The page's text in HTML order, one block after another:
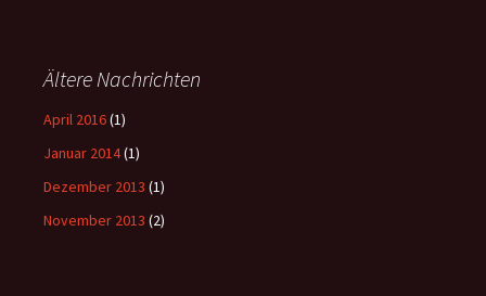
Ältere Nachrichten
April 2016(1)
Januar 2014(1)
Dezember 2013 (1)
November 2013 (2)